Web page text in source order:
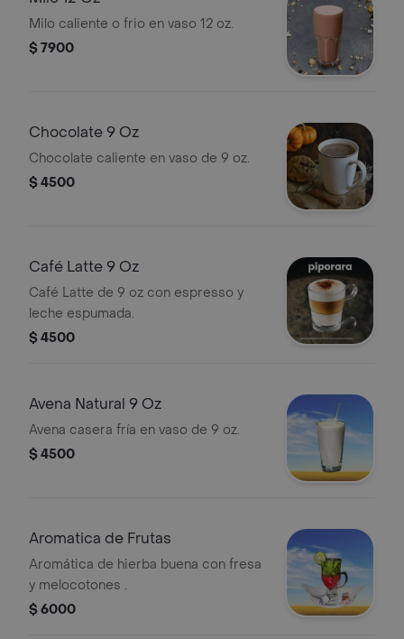
Milo caliente o frio en vaso 12 oz.
$ 7900
Chocolate 9 Oz
Chocolate caliente en vaso de 9 oz.
$ 4500
Café Latte 9 Oz
Café Latte de 9 oz con espresso y
leche espumada.
$ 4500
Avena Natural 9 Oz
Avena casera fría en vaso de 9 oz.
$ 4500
Aromatica de Frutas
Aromática de hierba buena con fresa
y melocotones .
$ 6000